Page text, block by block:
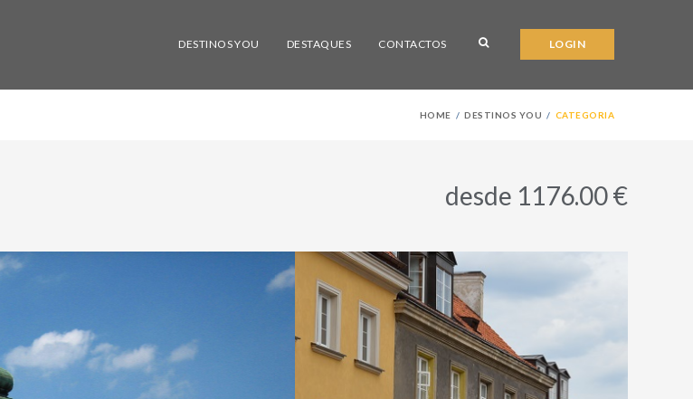
DESTINOS YOU DESTAQUES CONTACTOS LOGIN
HOME DESTINOS YOU CATEGORIA
desde 1176.00 €